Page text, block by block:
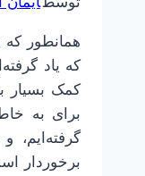
همانطور
که یاد
کمک بسیار
برای به
گرفته‌ایم،
برخوردار